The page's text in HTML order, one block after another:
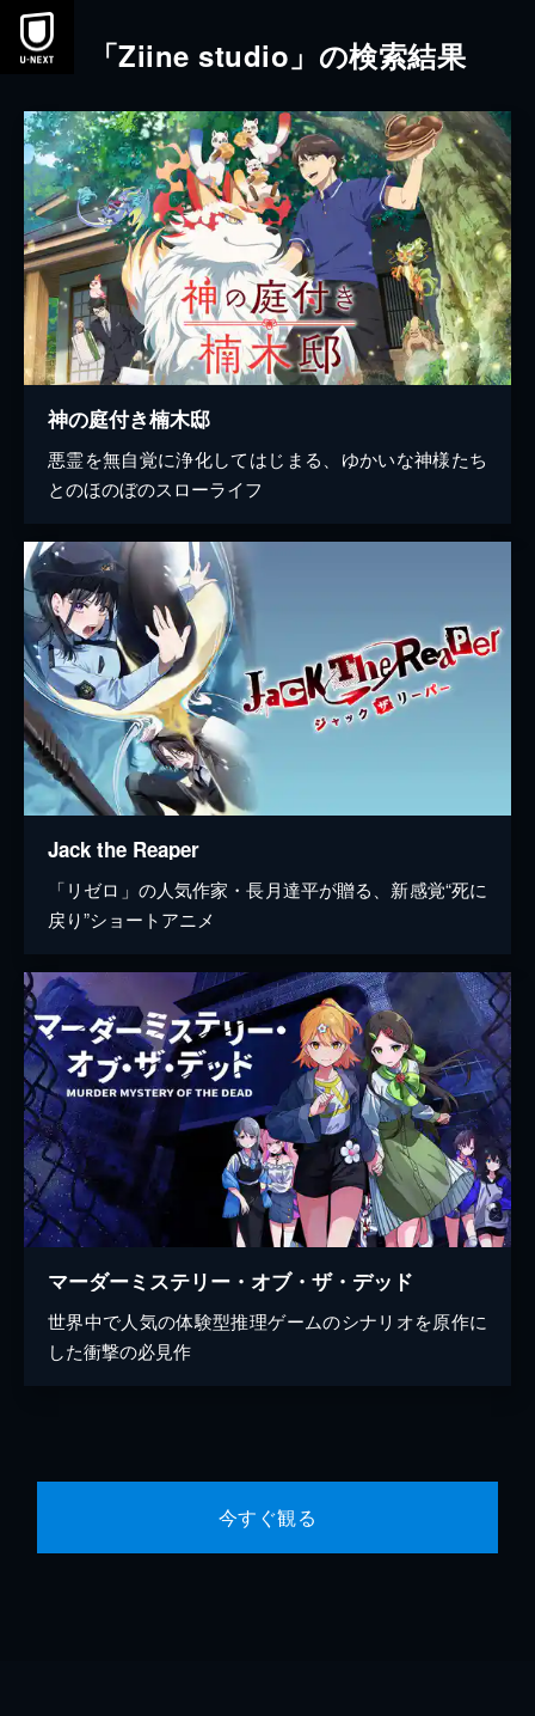
本文へスキップ
「Ziine studio」の検索結果
神の庭付き楠木邸
悪霊を無自覚に浄化してはじまる、ゆかいな神様たち
とのほのぼのスローライフ
Jack the Reaper
「リゼロ」の人気作家・長月達平が贈る、新感覚“死に
戻り”ショートアニメ
マーダーミステリー・オブ・ザ・デッド
世界中で人気の体験型推理ゲームのシナリオを原作に
した衝撃の必見作
今すぐ観る